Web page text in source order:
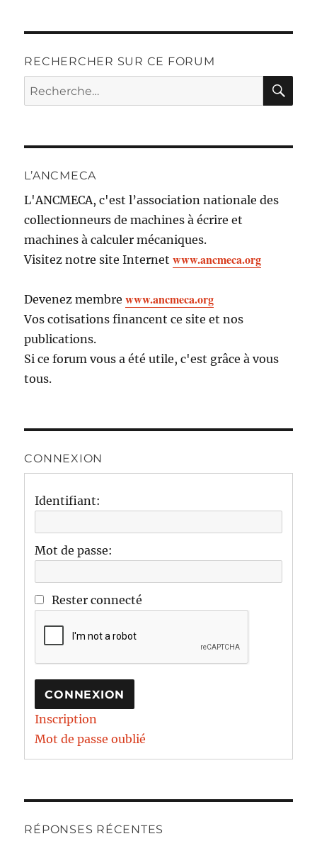
RECHERCHER SUR CE FORUM
Recherche
pour :
L’ANCMECA
L'ANCMECA, c'est l’association nationale des
collectionneurs de machines à écrire et
machines à calculer mécaniques.
Visitez notre site Internetwww.ancmeca.org
Devenez membrewww.ancmeca.org
Vos cotisations financent ce site et nos
publications.
Si ce forum vous a été utile, c'est grâce à vous
tous.
CONNEXION
Identifiant:
Mot de passe:
Rester connecté
CONNEXION
Inscription
Mot de passe oublié
RÉPONSES RÉCENTES